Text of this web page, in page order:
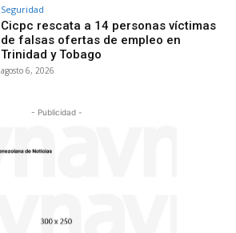
Seguridad
Cicpc rescata a 14 personas víctimas
de falsas ofertas de empleo en
Trinidad y Tobago
agosto 6, 2026
- Publicidad -